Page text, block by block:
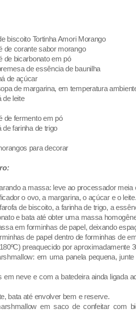
biscoito Tortinha Amori Morango
de corante sabor morango
de bicarbonato em pó
de essência de baunilha
de açúcar
de margarina, em temperatura
de leite
de fermento em pó
farinha de trigo
para decorar
a massa: leve ao processador
o ovo, a margarina, o açúcar e o leite.
de biscoito, a farinha de trigo, a
e bata até obter uma massa
em forminhas de papel, deixando
de papel dentro de forminhas de
preaquecido por aproximadamente
em uma panela pequena,
em neve e com a batedeira ainda ligada
bata até envolver bem e reserve.
em saco de confeitar com